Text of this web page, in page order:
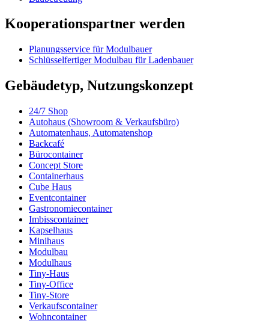
Kooperationspartner werden
Planungsservice für Modulbauer
Schlüsselfertiger Modulbau für Ladenbauer
Gebäudetyp, Nutzungskonzept
24/7 Shop
Autohaus (Showroom & Verkaufsbüro)
Automatenhaus, Automatenshop
Backcafé
Bürocontainer
Concept Store
Containerhaus
Cube Haus
Eventcontainer
Gastronomiecontainer
Imbisscontainer
Kapselhaus
Minihaus
Modulbau
Modulhaus
Tiny-Haus
Tiny-Office
Tiny-Store
Verkaufscontainer
Wohncontainer